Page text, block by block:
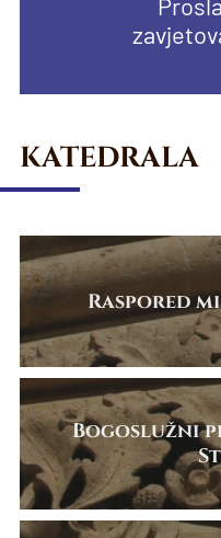
proglašenju
KATEDRALA
Raspored
Bogoslužni